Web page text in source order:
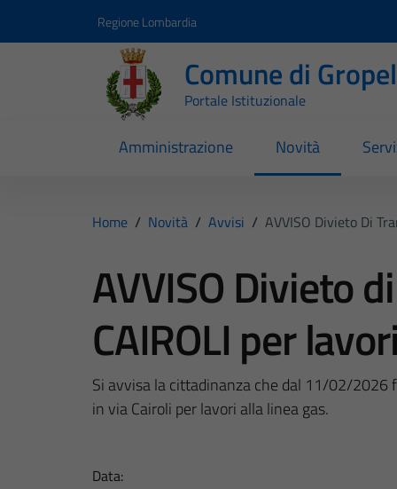
Regione Lombardia
Comune di
Portale Istituzionale
Amministrazione Novità
Home / Novità / Avvisi / AVVISO Divieto Di
AVVISO Divieto
CAIROLI per
Si avvisa la cittadinanza che dal 11/02/
in via Cairoli per lavori alla linea gas.
Data: